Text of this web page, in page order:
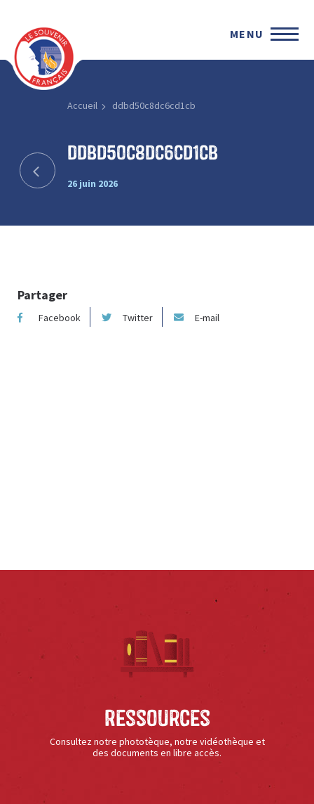
MENU
Accueil ddbd50c8dc6cd1cb
ddbd50c8dc6cd1cb
26 juin 2026
Partager
Facebook Twitter E-mail
Ressources
Consultez notre phototèque, notre vidéothèque et
des documents en libre accès.